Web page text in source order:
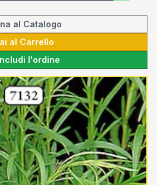
al Catalogo
al Carrello
l'ordine